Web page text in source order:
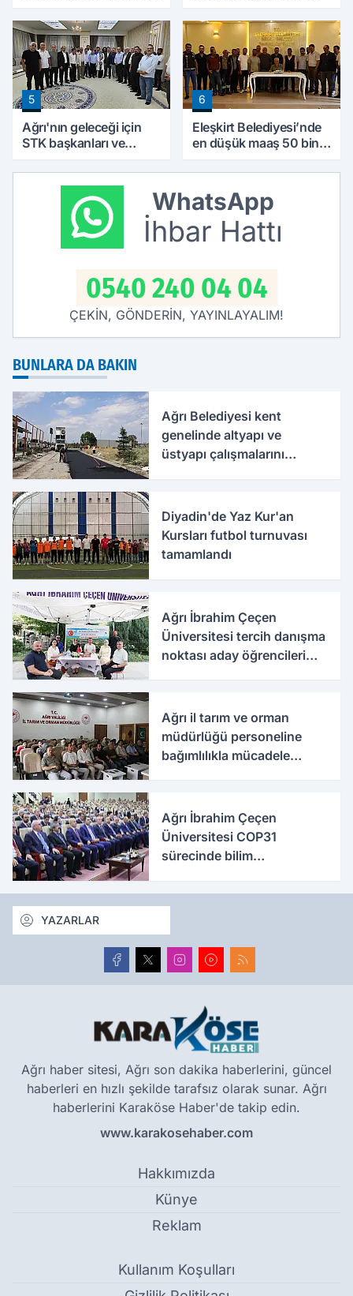
Hesabını Değiştirebilir
5
Ağrı'nın geleceği için
STK başkanları ve
araya geldi
6
Eleşkirt Belediyesi’nde
en düşük maaş 50 bin
WhatsApp
İhbar Hattı
0540 240 04 04
ÇEKİN, GÖNDERİN, YAYINLAYALIM!
BUNLARA DA BAKIN
Ağrı Belediyesi kent
genelinde altyapı ve
üstyapı çalışmalarını
Diyadin'de Yaz Kur'an
Kursları futbol turnuvası
tamamlandı
Ağrı İbrahim Çeçen
Üniversitesi tercih danışma
noktası aday öğrencileri
Ağrı il tarım ve orman
müdürlüğü personeline
bağımlılıkla mücadele
Ağrı İbrahim Çeçen
Üniversitesi COP31
sürecinde bilim
sunacak
YAZARLAR
Ağrı haber sitesi, Ağrı son dakika haberlerini, güncel
haberleri en hızlı şekilde tarafsız olarak sunar. Ağrı
haberlerini Karaköse Haber'de takip edin.
www.karakosehaber.com
Hakkımızda
Künye
Reklam
Kullanım Koşulları